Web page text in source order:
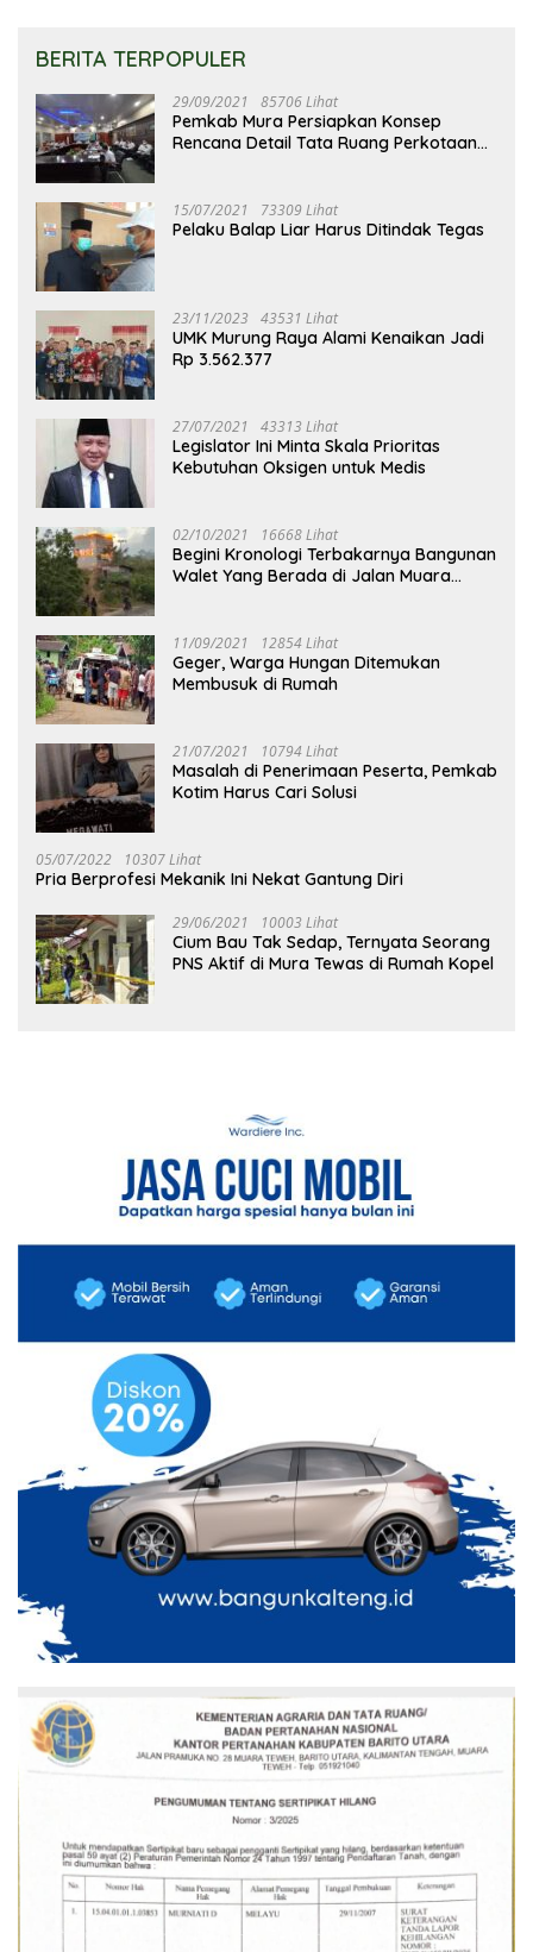
BERITA TERPOPULER
29/09/2021 85706 Lihat
Pemkab Mura Persiapkan Konsep
Rencana Detail Tata Ruang Perkotaan
15/07/2021 73309 Lihat
Pelaku Balap Liar Harus Ditindak Tegas
23/11/2023 43531 Lihat
UMK Murung Raya Alami Kenaikan Jadi
Rp 3.562.377
27/07/2021 43313 Lihat
Legislator Ini Minta Skala Prioritas
Kebutuhan Oksigen untuk Medis
02/10/2021 16668 Lihat
Begini Kronologi Terbakarnya Bangunan
Walet Yang Berada di Jalan Muara
11/09/2021 12854 Lihat
Geger, Warga Hungan Ditemukan
Membusuk di Rumah
21/07/2021 10794 Lihat
Masalah di Penerimaan Peserta, Pemkab
Kotim Harus Cari Solusi
05/07/2022 10307 Lihat
Pria Berprofesi Mekanik Ini Nekat Gantung Diri
29/06/2021 10003 Lihat
Cium Bau Tak Sedap, Ternyata Seorang
PNS Aktif di Mura Tewas di Rumah Kopel